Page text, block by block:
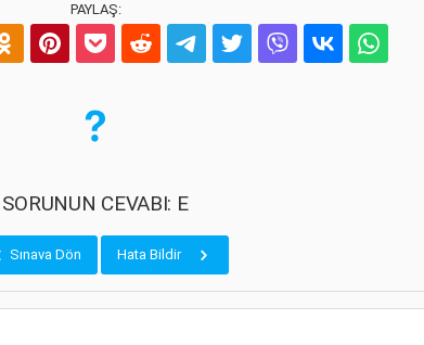
PAYLAŞ:
SORUNUN CEVABI: E
Sınava Dön Hata Bildir